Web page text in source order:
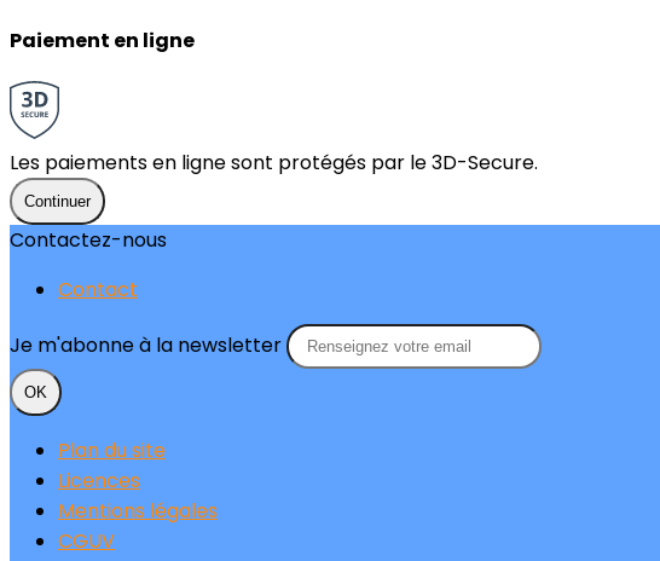
Paiement en ligne
Les paiements en ligne sont protégés par le 3D-Secure.
Continuer
Contactez-nous
Contact
Je m'abonne à la newsletter
OK
Plan du site
Licences
Mentions légales
CGUV